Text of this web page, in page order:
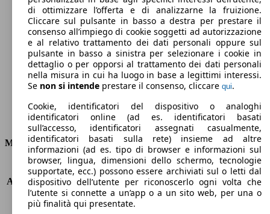
127 g/km
Emissioni di CO2 (combinato)*
Consumi
Motore e Prestazioni
KW (PS)
110 kW (150 PS)
Accelerazione (0-100 km/h)
8.2s
Velocità massima (km/h)
210 km/h
Numero di marce
6
di ottimizzare l’offerta e di analizzarne la fruizione.
Cliccare sul pulsante in basso a destra per prestare il
consenso all’impiego di cookie soggetti ad autorizzazione
e al relativo trattamento dei dati personali oppure sul
pulsante in basso a sinistra per selezionare i cookie in
dettaglio o per opporsi al trattamento dei dati personali
nella misura in cui ha luogo in base a legittimi interessi.
Se non si intende prestare il consenso, cliccare qui.
Cookie, identificatori del dispositivo o analoghi
identificatori online (ad es. identificatori basati
sull’accesso, identificatori assegnati casualmente,
identificatori basati sulla rete) insieme ad altre
informazioni (ad es. tipo di browser e informazioni sul
browser, lingua, dimensioni dello schermo, tecnologie
supportate, ecc.) possono essere archiviati sul o letti dal
dispositivo dell’utente per riconoscerlo ogni volta che
l’utente si connette a un’app o a un sito web, per una o
più finalità qui presentate.